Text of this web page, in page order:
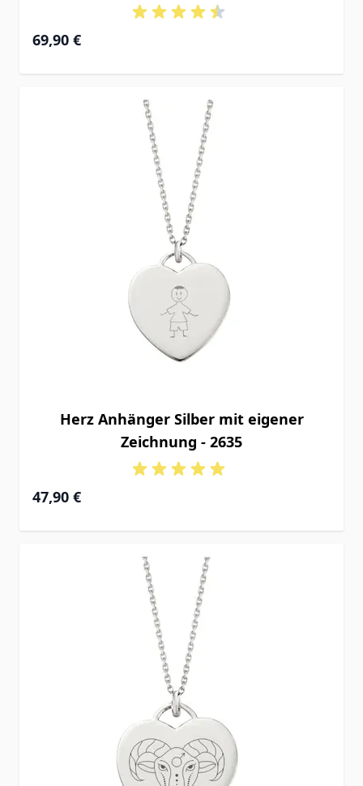
69,90 €
Herz Anhänger Silber mit eigener
Zeichnung - 2635
47,90 €